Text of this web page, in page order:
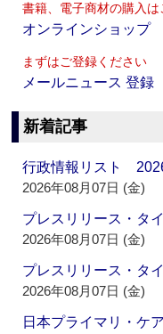
書籍、電子商材の購入は
オンラインショップ
まずはご登録ください
メールニュース 登録
新着記事
行政情報リスト
2026年08月07日 (金)
プレスリリース・タ
2026年08月07日 (金)
プレスリリース・タ
2026年08月07日 (金)
日本プライマリ・